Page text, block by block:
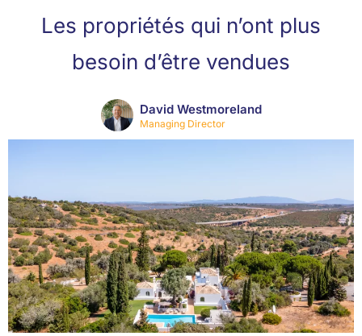
Les propriétés qui n’ont plus
besoin d’être vendues
David Westmoreland
Managing Director